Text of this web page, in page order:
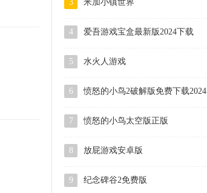
3 米加小镇世界
4 爱吾游戏宝盒最新版2024下载
5 水火人游戏
6 愤怒的小鸟2破解版免费下载2024
7 愤怒的小鸟太空版正版
8 放屁游戏安卓版
9 纪念碑谷2免费版